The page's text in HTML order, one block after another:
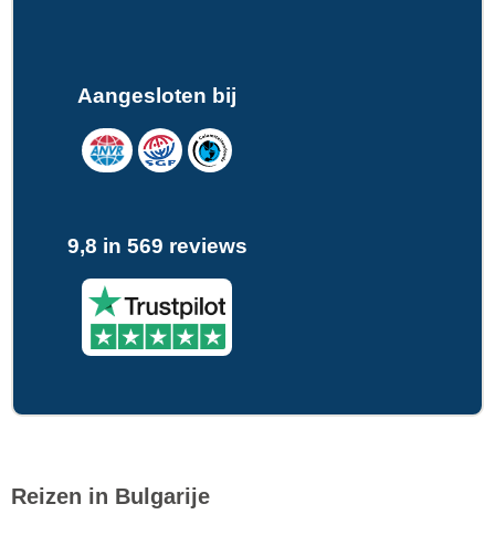
Aangesloten bij
9,8 in 569 reviews
Reizen in Bulgarije